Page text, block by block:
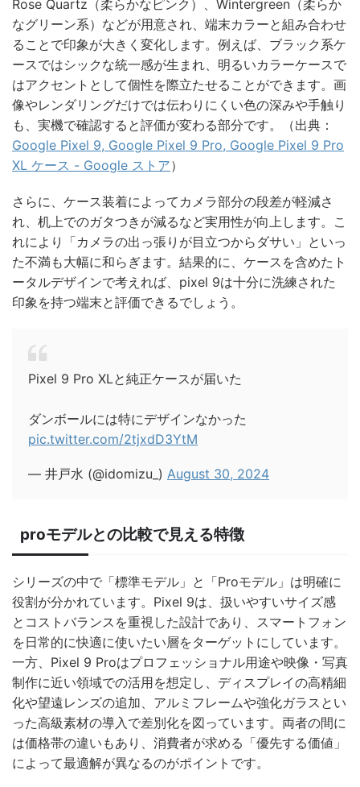
Rose Quartz（柔らかなピンク）、Wintergreen（柔らか
なグリーン系）などが用意され、端末カラーと組み合わせ
ることで印象が大きく変化します。例えば、ブラック系ケ
ースではシックな統一感が生まれ、明るいカラーケースで
はアクセントとして個性を際立たせることができます。画
像やレンダリングだけでは伝わりにくい色の深みや手触り
も、実機で確認すると評価が変わる部分です。（出典：
Google Pixel 9, Google Pixel 9 Pro, Google Pixel 9 Pro
XL ケース - Google ストア）
さらに、ケース装着によってカメラ部分の段差が軽減さ
れ、机上でのガタつきが減るなど実用性が向上します。こ
れにより「カメラの出っ張りが目立つからダサい」といっ
た不満も大幅に和らぎます。結果的に、ケースを含めたト
ータルデザインで考えれば、pixel 9は十分に洗練された
印象を持つ端末と評価できるでしょう。
Pixel 9 Pro XLと純正ケースが届いた
ダンボールには特にデザインなかった
pic.twitter.com/2tjxdD3YtM
— 井戸水 (@idomizu_) August 30, 2024
proモデルとの比較で見える特徴
シリーズの中で「標準モデル」と「Proモデル」は明確に
役割が分かれています。Pixel 9は、扱いやすいサイズ感
とコストバランスを重視した設計であり、スマートフォン
を日常的に快適に使いたい層をターゲットにしています。
一方、Pixel 9 Proはプロフェッショナル用途や映像・写真
制作に近い領域での活用を想定し、ディスプレイの高精細
化や望遠レンズの追加、アルミフレームや強化ガラスとい
った高級素材の導入で差別化を図っています。両者の間に
は価格帯の違いもあり、消費者が求める「優先する価値」
によって最適解が異なるのがポイントです。